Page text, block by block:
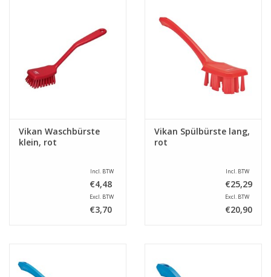
Vikan Waschbürste
klein, rot
Incl. BTW
€4,48
Excl. BTW
€3,70
Vikan Spülbürste lang,
rot
Incl. BTW
€25,29
Excl. BTW
€20,90